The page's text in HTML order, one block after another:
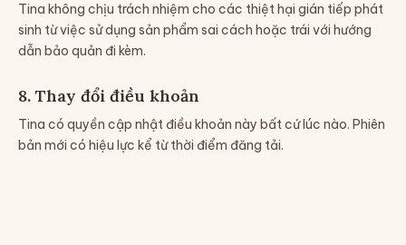
Tina không chịu trách nhiệm cho các thiệt hại gián tiếp phát
sinh từ việc sử dụng sản phẩm sai cách hoặc trái với hướng
dẫn bảo quản đi kèm.
8. Thay đổi điều khoản
Tina có quyền cập nhật điều khoản này bất cứ lúc nào. Phiên
bản mới có hiệu lực kể từ thời điểm đăng tải.